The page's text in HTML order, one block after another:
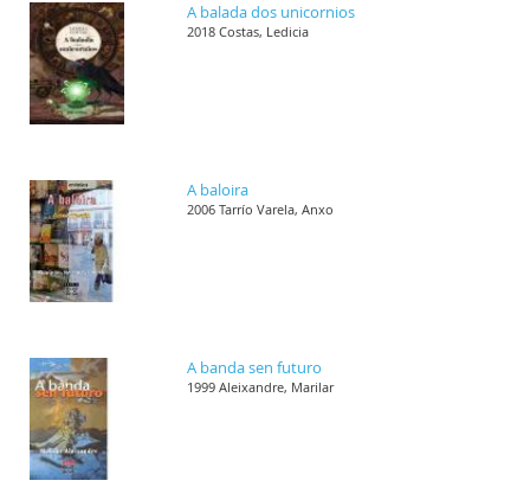
A balada dos unicornios
2018 Costas, Ledicia
A baloira
2006 Tarrío Varela, Anxo
A banda sen futuro
1999 Aleixandre, Marilar